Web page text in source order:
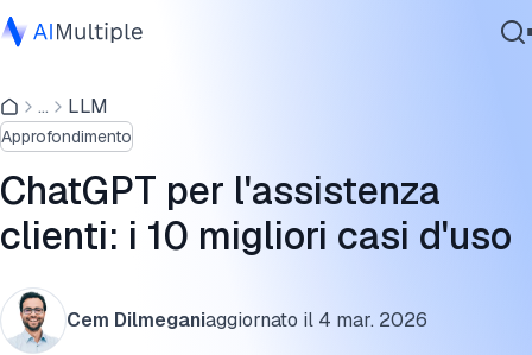
IA Agente
Sicurezza Informatica
Dati
Software Aziendale
Servizi
... LLM
Approfondimento
ChatGPT per l'assistenza
clienti: i 10 migliori casi d'uso
Cem Dilmeganiaggiornato il 4 mar. 2026
Vantaggi dell'uso di ChatGPT nell'assistenza clienti
e strategie di mitigazione
Cita questa ricerca